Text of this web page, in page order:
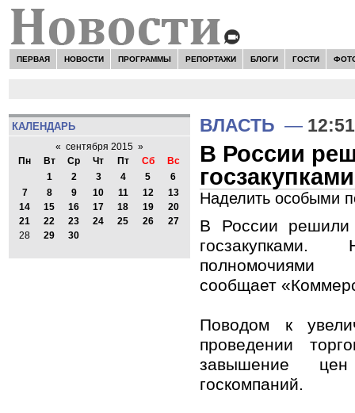
ПЕРВАЯ НОВОСТИ ПРОГРАММЫ РЕПОРТАЖИ БЛОГИ ГОСТИ
КАЛЕНДАРЬ
« сентября 2015 »
Пн
Вт Ср Чт Пт Сб
Вс
1
2 3 4 5
6
7
8 9 10 11 12
13
14
15 16 17 18 19
20
21
22 23 24 25 26
27
28
29 30
ВЛАСТЬ — 12:51
В России
госзакупками
Наделить особыми
В России решили
госзакупками.
сообщает
Поводом к
проведении
завышение
госкомпаний.